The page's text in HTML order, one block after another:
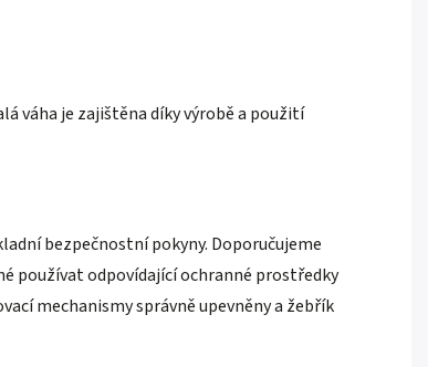
váha je zajištěna díky výrobě a použití
bezpečnostní pokyny. Doporučujeme
používat odpovídající ochranné prostředky
mechanismy správně upevněny a žebřík